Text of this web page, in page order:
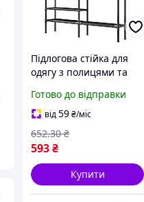
Підлогова стійка для
одягу з полицями та
см
Готово до відправки
від59₴/міс
593₴
652.30 ₴
Купити